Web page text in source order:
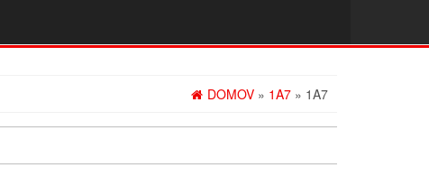
DOMOV » 1A7 » 1A7